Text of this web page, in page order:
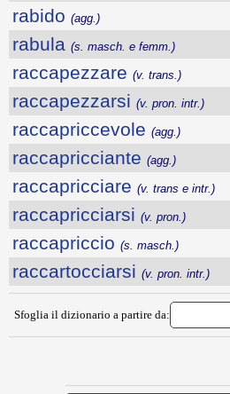
rabido (agg.)
rabula (s. masch. e femm.)
raccapezzare (v. trans.)
raccapezzarsi (v. pron. intr.)
raccapriccevole (agg.)
raccapricciante (agg.)
raccapricciare (v. trans e intr.)
raccapricciarsi (v. pron.)
raccapriccio (s. masch.)
raccartocciarsi (v. pron. intr.)
Sfoglia il dizionario a partire da: